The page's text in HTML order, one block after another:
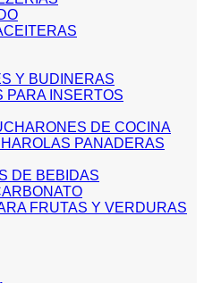
Y BUDINERAS
PARA INSERTOS
DE COCINA
PANADERAS
DE BEBIDAS
FRUTAS Y VERDURAS